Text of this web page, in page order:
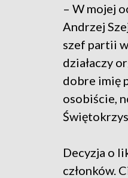
– W mojej
Andrzej
szef partii
działaczy
dobre imię
osobiście,
Decyzja o
członków.